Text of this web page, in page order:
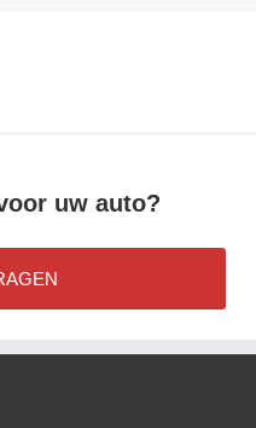
uw auto?